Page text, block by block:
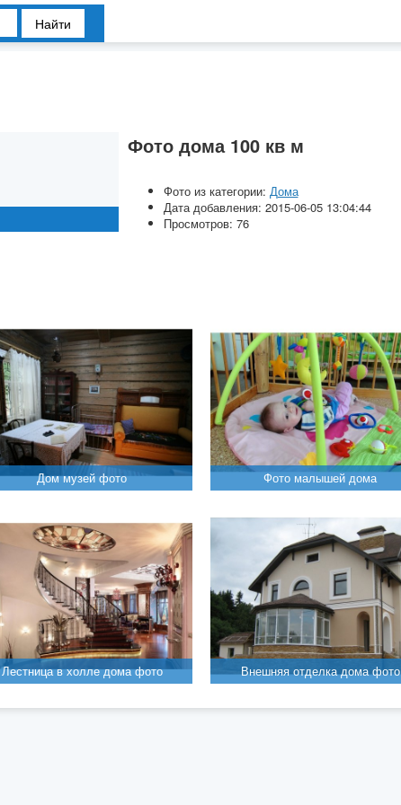
Найти
Фото дома 100 кв м
Фото из категории: Дома
Дата добавления: 2015-06-05 13:04:44
Просмотров: 76
Дом музей фото Фото малышей дома
Лестница в холле дома фото Внешняя отделка дома фото